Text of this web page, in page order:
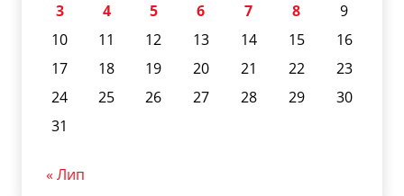
3
4 5 6 7 8
9
10
11 12 13 14 15
16
17
18 19 20 21 22
23
24
25 26 27 28 29
30
31
« Лип